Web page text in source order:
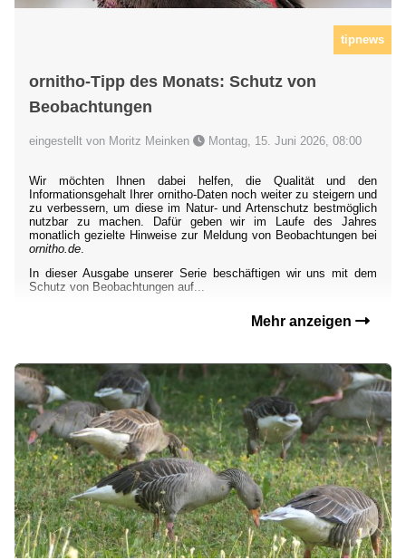
tipnews
ornitho-Tipp des Monats: Schutz von
Beobachtungen
eingestellt von Moritz Meinken Montag, 15. Juni 2026, 08:00
Wir möchten Ihnen dabei helfen, die Qualität und den
Informationsgehalt Ihrer ornitho-Daten noch weiter zu steigern und
zu verbessern, um diese im Natur- und Artenschutz bestmöglich
nutzbar zu machen. Dafür geben wir im Laufe des Jahres
monatlich gezielte Hinweise zur Meldung von Beobachtungen bei
ornitho.de
In dieser Ausgabe unserer Serie beschäftigen wir uns mit dem
Schutz von Beobachtungen auf...
Mehr anzeigen